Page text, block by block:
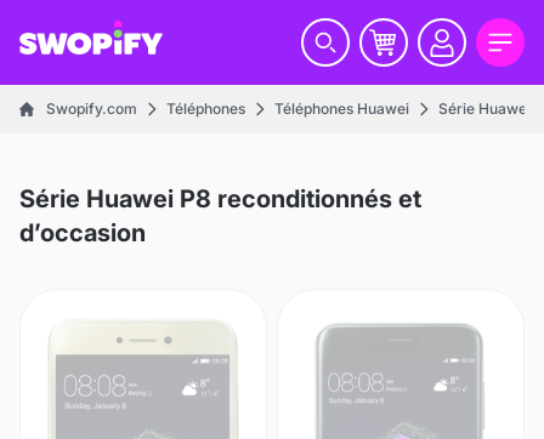
Swopify.com Téléphones Téléphones Huawei Série Huawei P
Série Huawei P8 reconditionnés et
d’occasion